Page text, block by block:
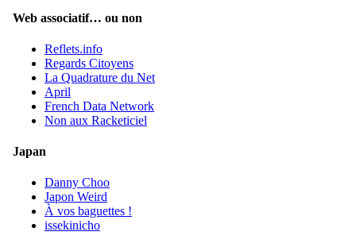
Web associatif… ou non
Reflets.info
Regards Citoyens
La Quadrature du Net
April
French Data Network
Non aux Racketiciel
Japan
Danny Choo
Japon Weird
À vos baguettes !
issekinicho